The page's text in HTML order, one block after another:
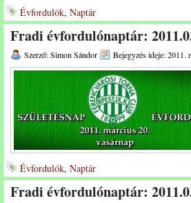
Évfordulók, Naptár
Fradi évfordulónaptár:
Szerző: Simon Sándor Bejegyzés ideje: 2011.
Évfordulók, Naptár
Fradi évfordulónaptár: